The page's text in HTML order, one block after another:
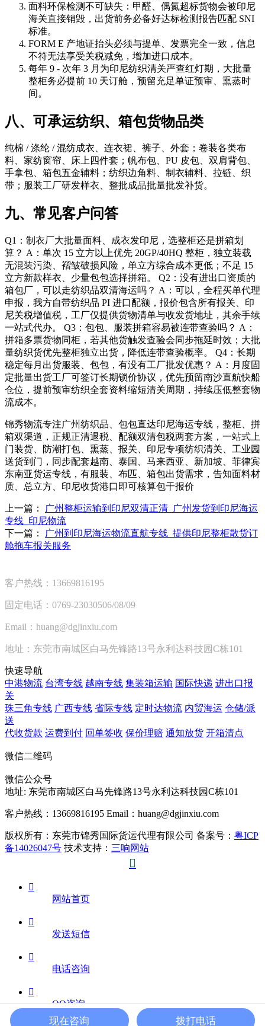
面料环保检测不可缺失：甲醛、偶氮超标货物会被印尼
海关直接销毁，出货前务必备好达标检测报告匹配 SNI
标准。
FORM E 产地证抬头必须与提单、发票完全一致，信息
不符无法享受关税减免，增加进口成本。
每年 9 - 次年 3 月为印尼纺织清关严查红灯期，大批量
整柜务必提前 10 天订舱，预留充足单证预审、熏蒸时
间。
八、可承运纺织、箱包货物品类
纯棉 / 涤纶 / 混纺成衣、连衣裙、裤子、外套；卷装各类布
料、家纺窗帘、床上四件套；帆布包、PU 皮包、双肩背包、
手拿包、箱包五金辅料；纺织边角料、制衣辅料、拉链、织
带；服装工厂研发样衣、整批成品批量批发补货。
九、常见客户问答
Q1：制衣厂大批量面料、成衣发印尼，选整柜还是拼箱划
算？ A：单次 15 立方以上优先 20GP/40HQ 整柜，独立装载
无混装污染、褶皱破损风险，单立方综合成本更低；不足 15
立方新款样衣、少量包包选择拼箱。 Q2：没有进出口资质的
箱包厂，可以走纺织品双清海运吗？ A：可以，全程买单代理
申报，我方自带纺织品 PI 进口配额，报价包含所有报关、印
尼关税增值税，工厂仅提供货物清单与收发货地址，其余手续
一站式代办。 Q3：包包、服装拼箱容易被连带查验吗？ A：
拼箱多票货物同柜，若其他货触发查验会同步拖延时效；大批
量纺织货优先整柜独立出货，降低连带查验概率。 Q4：长期
稳定每月出货服装、包包，有没有工厂批发优惠？ A：月度固
定批量出货工厂可签订长期锁价协议，优先预留南沙直航快船
仓位，提前预审纺织全套资料缩短清关周期，持续压低整套物
流成本。
锦秀物流专注广州纺织品、包包直达印尼海运专线，整柜、拼
箱双渠道，正规正清退税、配额双清包税两套方案，一站式上
门装货、防潮打包、熏蒸、报关、印尼专项纺织清关、工业园
送货到门，同步配套越南、泰国、马来西亚、新加坡、菲律宾
东南亚货运专线，有服装、布匹、箱包出货需求，告知面料材
质、总立方、印尼收货港口即可核算包干报价
上一篇：
广州整柜运输到印尼双清正清_广州发货到印尼海运
专线_印尼物流
下一篇：
广州到印尼海运物流直航专线_提供印尼整柜散货订
舱拖车报关服务
客户热线：13669816195
固定电话：0769-23030506/08/09
Email：huang@dgjinxiu.com
地址：东莞市南城区白马先锋路13号永利达科技园C栋101
快速导航
中港物流 台湾专线 越南专线 集装箱运输 国际快递 进出口报
关
珠三角专线 广西专线 省际专线 定时达物流 内贸海运 仓储/派
送
代收货款 运费到付 回单签收 保价理赔 通知放货 开箱清点
微信二维码
微信公众号
地址: 东莞市南城区白马先锋路13号永利达科技园C栋101
客户热线：13669816195 Email：huang@dgjinxiu.com
版权所有：东莞市锦秀国际货运代理有限公司 备案号： 粤ICP
备14026047号 技术支持： 三响网站


网站首页

发送短信

电话咨询

QQ咨询
现在咨询 拨打电话